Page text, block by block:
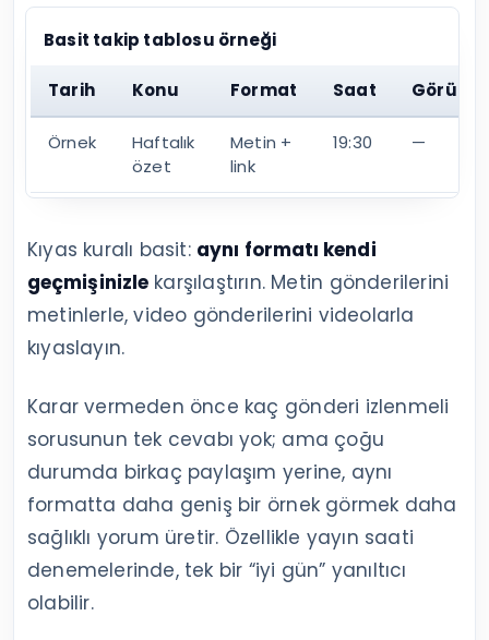
Basit takip tablosu örneği
Tarih Konu Format Saat
Örnek
Haftalık
özet
Metin +
link
19:30 —
Kıyas kuralı basit: aynı formatı kendi
geçmişinizle karşılaştırın. Metin gönderilerini
metinlerle, video gönderilerini videolarla
kıyaslayın.
Karar vermeden önce kaç gönderi izlenmeli
sorusunun tek cevabı yok; ama çoğu
durumda birkaç paylaşım yerine, aynı
formatta daha geniş bir örnek görmek daha
sağlıklı yorum üretir. Özellikle yayın saati
denemelerinde, tek bir “iyi gün” yanıltıcı
olabilir.